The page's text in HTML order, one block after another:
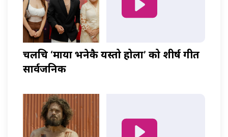
चलचित्र ‘माया भनेकै यस्तो होला’ को शीर्ष गीत
सार्वजनिक